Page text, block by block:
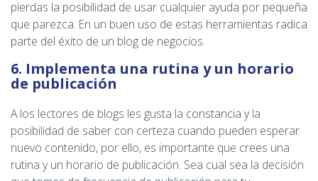
pierdas la posibilidad de usar cualquier ayuda por pequeña
que parezca. En un buen uso de estas herramientas radica
parte del éxito de un blog de negocios.
6. Implementa una rutina y un horario
de publicación
A los lectores de blogs les gusta la constancia y la
posibilidad de saber con certeza cuando pueden esperar
nuevo contenido, por ello, es importante que crees una
rutina y un horario de publicación. Sea cual sea la decisión